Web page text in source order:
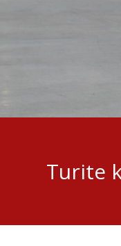
Turite